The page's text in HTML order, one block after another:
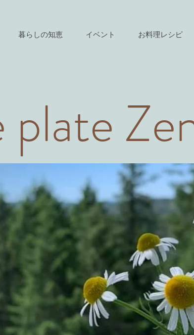
暮らしの知恵 イベント お料理レシピ